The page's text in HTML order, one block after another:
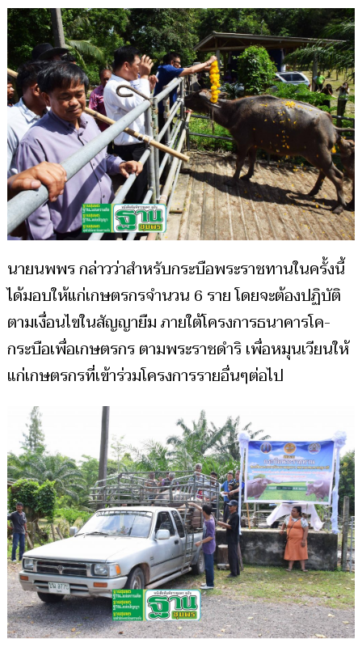
นายนพพร กล่าวว่าสำหรับกระบือพระราชทานในครั้งนี้
ได้มอบให้แก่เกษตรกรจำนวน 6 ราย โดยจะต้องปฏิบัติ
ตามเงื่อนไขในสัญญายืม ภายใต้โครงการธนาคารโค-
กระบือเพื่อเกษตรกร ตามพระราชดำริ เพื่อหมุนเวียนให้
แก่เกษตรกรที่เข้าร่วมโครงการรายอื่นๆต่อไป